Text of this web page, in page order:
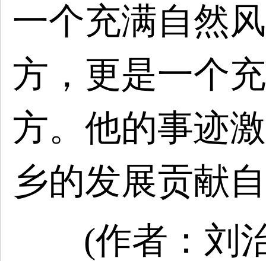
一个充满自然
方，更是一个
方。他的事迹
乡的发展贡献
(作者： 刘